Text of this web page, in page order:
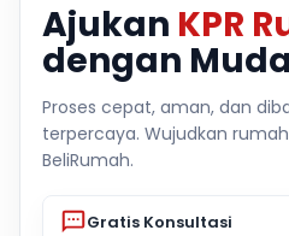
Ajukan KPR
dengan
Proses cepat, aman, dan
terpercaya. Wujudkan
BeliRumah.
Gratis Konsultasi